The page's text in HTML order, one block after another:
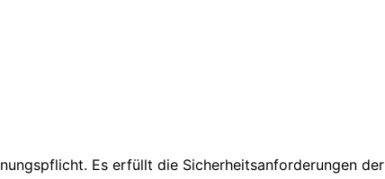
Es erfüllt die Sicherheitsanforderungen der